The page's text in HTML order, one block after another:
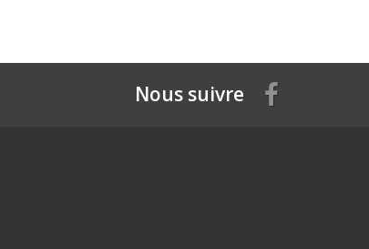
Nous suivre